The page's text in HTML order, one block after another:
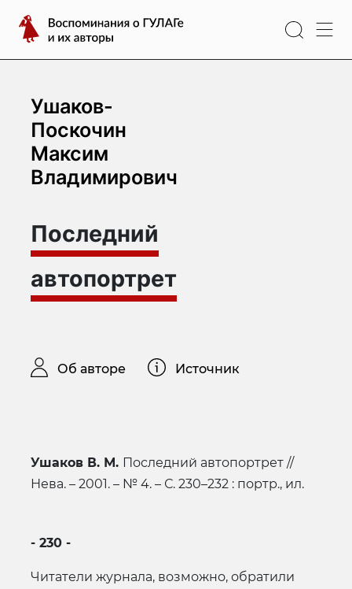
содержимому
Воспоминания
о
ГУЛАГе
их
авторы
Ушаков-
Поскочин
Максим
Владимирович
Последний
автопортрет
Об авторе Источник
Ушаков В. М. Последний автопортрет //
Нева. – 2001. – № 4. – С. 230–232 : портр., ил.
- 230 -
Читатели журнала, возможно, обратили